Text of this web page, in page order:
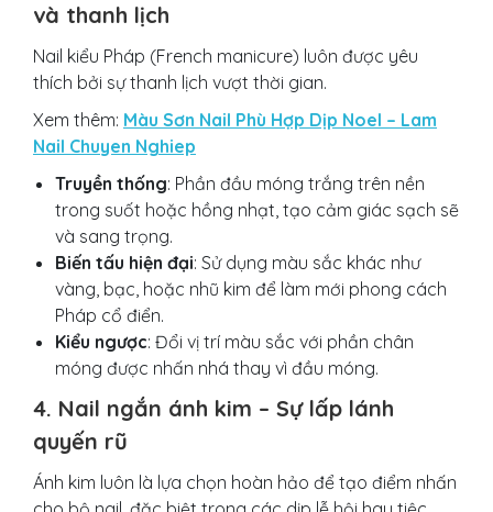
và thanh lịch
Nail kiểu Pháp (French manicure) luôn được yêu
thích bởi sự thanh lịch vượt thời gian.
Xem thêm: Màu Sơn Nail Phù Hợp Dịp Noel – Lam
Nail Chuyen Nghiep
Truyền thống: Phần đầu móng trắng trên nền
trong suốt hoặc hồng nhạt, tạo cảm giác sạch sẽ
và sang trọng.
Biến tấu hiện đại: Sử dụng màu sắc khác như
vàng, bạc, hoặc nhũ kim để làm mới phong cách
Pháp cổ điển.
Kiểu ngược: Đổi vị trí màu sắc với phần chân
móng được nhấn nhá thay vì đầu móng.
4. Nail ngắn ánh kim – Sự lấp lánh
quyến rũ
Ánh kim luôn là lựa chọn hoàn hảo để tạo điểm nhấn